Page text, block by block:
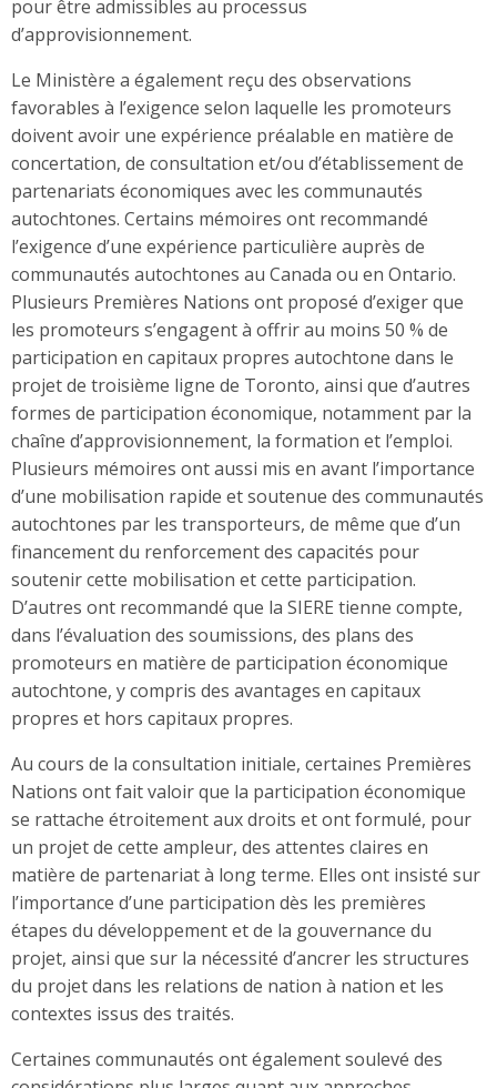
pour être admissibles au processus
d’approvisionnement.
Le Ministère a également reçu des observations
favorables à l’exigence selon laquelle les promoteurs
doivent avoir une expérience préalable en matière de
concertation, de consultation et/ou d’établissement de
partenariats économiques avec les communautés
autochtones. Certains mémoires ont recommandé
l’exigence d’une expérience particulière auprès de
communautés autochtones au Canada ou en Ontario.
Plusieurs Premières Nations ont proposé d’exiger que
les promoteurs s’engagent à offrir au moins 50 % de
participation en capitaux propres autochtone dans le
projet de troisième ligne de Toronto, ainsi que d’autres
formes de participation économique, notamment par la
chaîne d’approvisionnement, la formation et l’emploi.
Plusieurs mémoires ont aussi mis en avant l’importance
d’une mobilisation rapide et soutenue des communautés
autochtones par les transporteurs, de même que d’un
financement du renforcement des capacités pour
soutenir cette mobilisation et cette participation.
D’autres ont recommandé que la SIERE tienne compte,
dans l’évaluation des soumissions, des plans des
promoteurs en matière de participation économique
autochtone, y compris des avantages en capitaux
propres et hors capitaux propres.
Au cours de la consultation initiale, certaines Premières
Nations ont fait valoir que la participation économique
se rattache étroitement aux droits et ont formulé, pour
un projet de cette ampleur, des attentes claires en
matière de partenariat à long terme. Elles ont insisté sur
l’importance d’une participation dès les premières
étapes du développement et de la gouvernance du
projet, ainsi que sur la nécessité d’ancrer les structures
du projet dans les relations de nation à nation et les
contextes issus des traités.
Certaines communautés ont également soulevé des